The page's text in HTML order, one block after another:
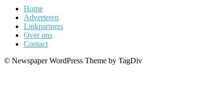
Home
Adverteren
Linkpartners
Over ons
Contact
© Newspaper WordPress Theme by TagDiv